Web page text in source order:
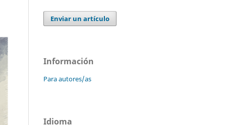
Enviar un artículo
Información
Para autores/as
Idioma